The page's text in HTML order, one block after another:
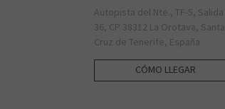
Autopista del Nte., TF-5, Salida
36, CP 38312 La Orotava, Santa
Cruz de Tenerife, España
CÓMO LLEGAR